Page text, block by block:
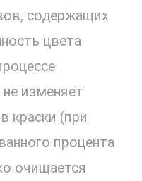
содержащих
цвета
изменяет
краски (при
процента
очищается